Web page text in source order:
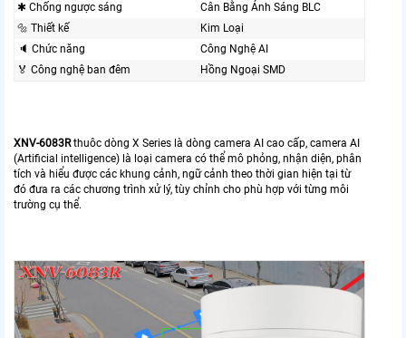
✱ Chống ngược sáng
Cân Bằng Ánh Sáng BLC
🔩 Thiết kế
Kim Loại
🔈 Chức năng
Công Nghệ AI
️🏅️ Công nghệ ban đêm
Hồng Ngoại SMD
XNV-6083Rthuôc dòng X Series là dòng camera AI cao cấp, camera AI
(Artificial intelligence) là loại camera có thể mô phỏng, nhận diện, phân
tích và hiểu được các khung cảnh, ngữ cảnh theo thời gian hiện tại từ
đó đưa ra các chương trình xử lý, tùy chỉnh cho phù hợp với từng môi
trường cụ thể.